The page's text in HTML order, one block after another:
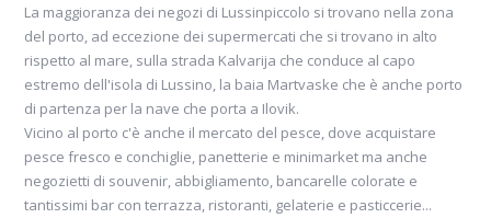
La maggioranza dei negozi di Lussinpiccolo si trovano nella zona
del porto, ad eccezione dei supermercati che si trovano in alto
rispetto al mare, sulla strada Kalvarija che conduce al capo
estremo dell'isola di Lussino, la baia Martvaske che è anche porto
di partenza per la nave che porta a Ilovik.
Vicino al porto c'è anche il mercato del pesce, dove acquistare
pesce fresco e conchiglie, panetterie e minimarket ma anche
negozietti di souvenir, abbigliamento, bancarelle colorate e
tantissimi bar con terrazza, ristoranti, gelaterie e pasticcerie...